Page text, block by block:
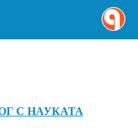
С НАУКАТА